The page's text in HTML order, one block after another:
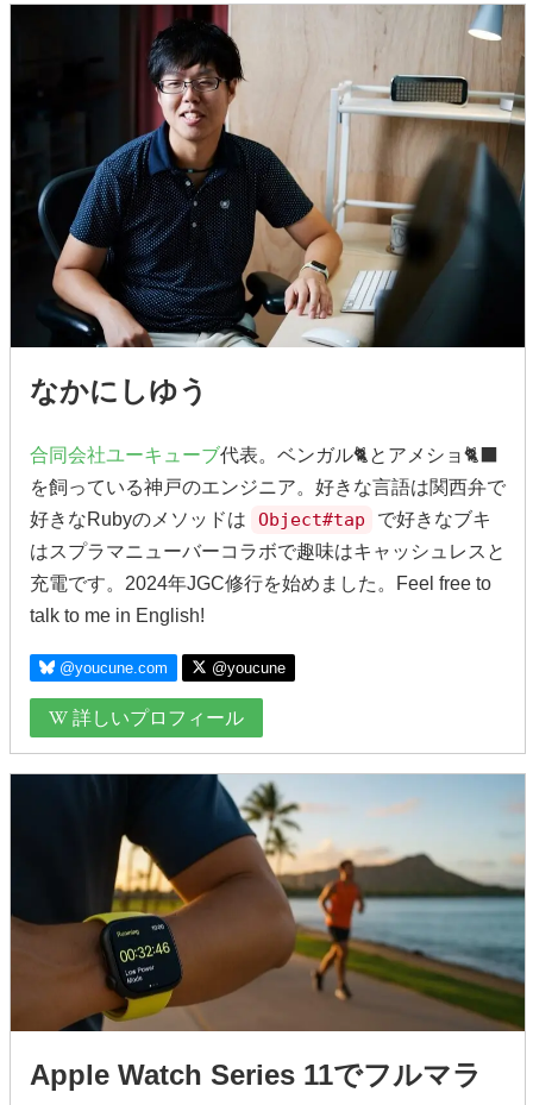
なかにしゆう
合同会社ユーキューブ代表。ベンガル🐈とアメショ🐈‍⬛
を飼っている神戸のエンジニア。好きな言語は関西弁で
好きなRubyのメソッドは
Object#tap
で好きなブキ
はスプラマニューバーコラボで趣味はキャッシュレスと
充電です。2024年JGC修行を始めました。Feel free to
talk to me in English!
@youcune.com @youcune
詳しいプロフィール
Apple Watch Series 11でフルマラ